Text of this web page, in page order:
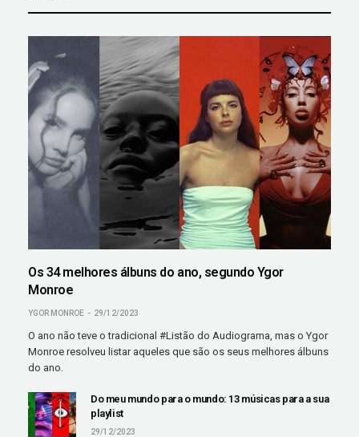
Os 34 melhores álbuns do ano, segundo Ygor
Monroe
YGOR MONROE 29/12/2023
O ano não teve o tradicional #Listão do Audiograma, mas o Ygor
Monroe resolveu listar aqueles que são os seus melhores álbuns
do ano.
Do meu mundo para o mundo: 13 músicas para a sua
playlist
29/12/2023